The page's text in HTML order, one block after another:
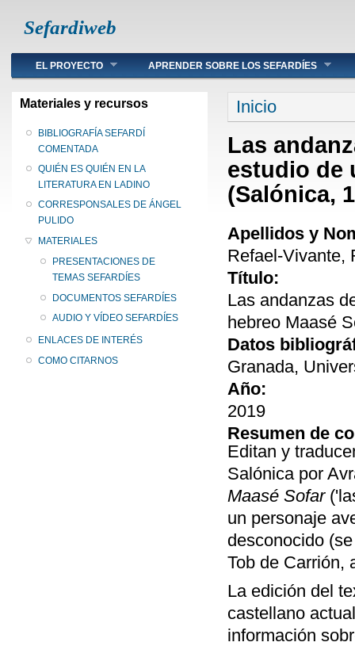
Sefardiweb
Main menu
EL PROYECTO APRENDER SOBRE LOS SEFARDÍES
Materiales y recursos
BIBLIOGRAFÍA SEFARDÍ
COMENTADA
QUIÉN ES QUIÉN EN LA
LITERATURA EN LADINO
CORRESPONSALES DE ÁNGEL
PULIDO
MATERIALES
PRESENTACIONES DE
TEMAS SEFARDÍES
DOCUMENTOS SEFARDÍES
AUDIO Y VÍDEO SEFARDÍES
ENLACES DE INTERÉS
COMO CITARNOS
Se encuentra
Inicio
Las
estudio de
(Salónica,
Apellidos y
Refael-Vivante,
Título:
Las andanzas
hebreo Maasé
Datos
Granada,
Año:
2019
Resumen de
Editan y
Salónica por
Maasé Sofar
un personaje
desconocido
Tob de Carrión,
La edición del
castellano
información